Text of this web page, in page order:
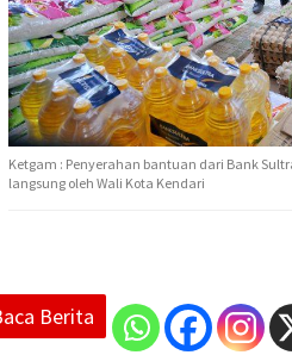
Ketgam : Penyerahan bantuan dari Bank
langsung oleh Wali Kota Kendari
Berita